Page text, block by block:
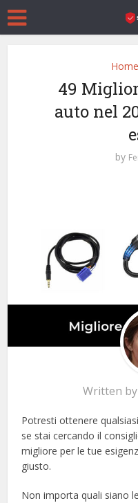
49
auto nel
by
Written by
Potresti ottenere
se stai cercando il
migliore per le tue
giusto.
Non importa quali siano